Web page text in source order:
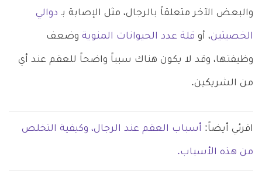
والبعض الآخر متعلقاً بالرجال، مثل الإصابة بـ دوالي
الخصيتين، أو قلة عدد الحيوانات المنوية وضعف
وظيفتها، وقد لا يكون هناك سبباً واضحاً للعقم عند أي
من الشريكين.
اقرئي أيضاً: أسباب العقم عند الرجال، وكيفية التخلص
من هذه الأسباب.